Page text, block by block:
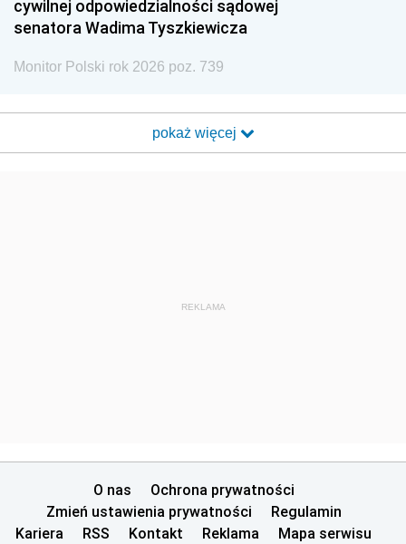
cywilnej odpowiedzialności sądowej
senatora Wadima Tyszkiewicza
Monitor Polski rok 2026 poz. 739
pokaż więcej
REKLAMA
O nas
Ochrona prywatności
Zmień ustawienia prywatności
Regulamin
Kariera
RSS Kontakt Reklama Mapa serwisu